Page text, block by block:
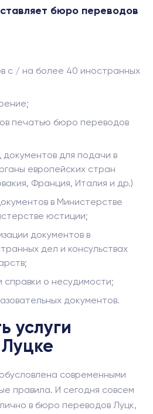
бюро переводов
с / на более 40 иностранных
печатью бюро переводов
для подачи в
европейских стран
Франция, Италия и др.)
в Министерстве
юстиции;
документов в
дел и консульствах
справки о несудимости;
документов.
услуги
​​современными
правила. И сегодня совсем
в бюро переводов Луцк,